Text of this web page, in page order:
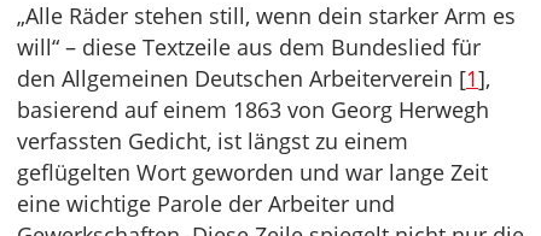
„Alle Räder stehen still, wenn dein starker Arm es
will“ – diese Textzeile aus dem Bundeslied für
den Allgemeinen Deutschen Arbeiterverein [1],
basierend auf einem 1863 von Georg Herwegh
verfassten Gedicht, ist längst zu einem
geflügelten Wort geworden und war lange Zeit
eine wichtige Parole der Arbeiter und